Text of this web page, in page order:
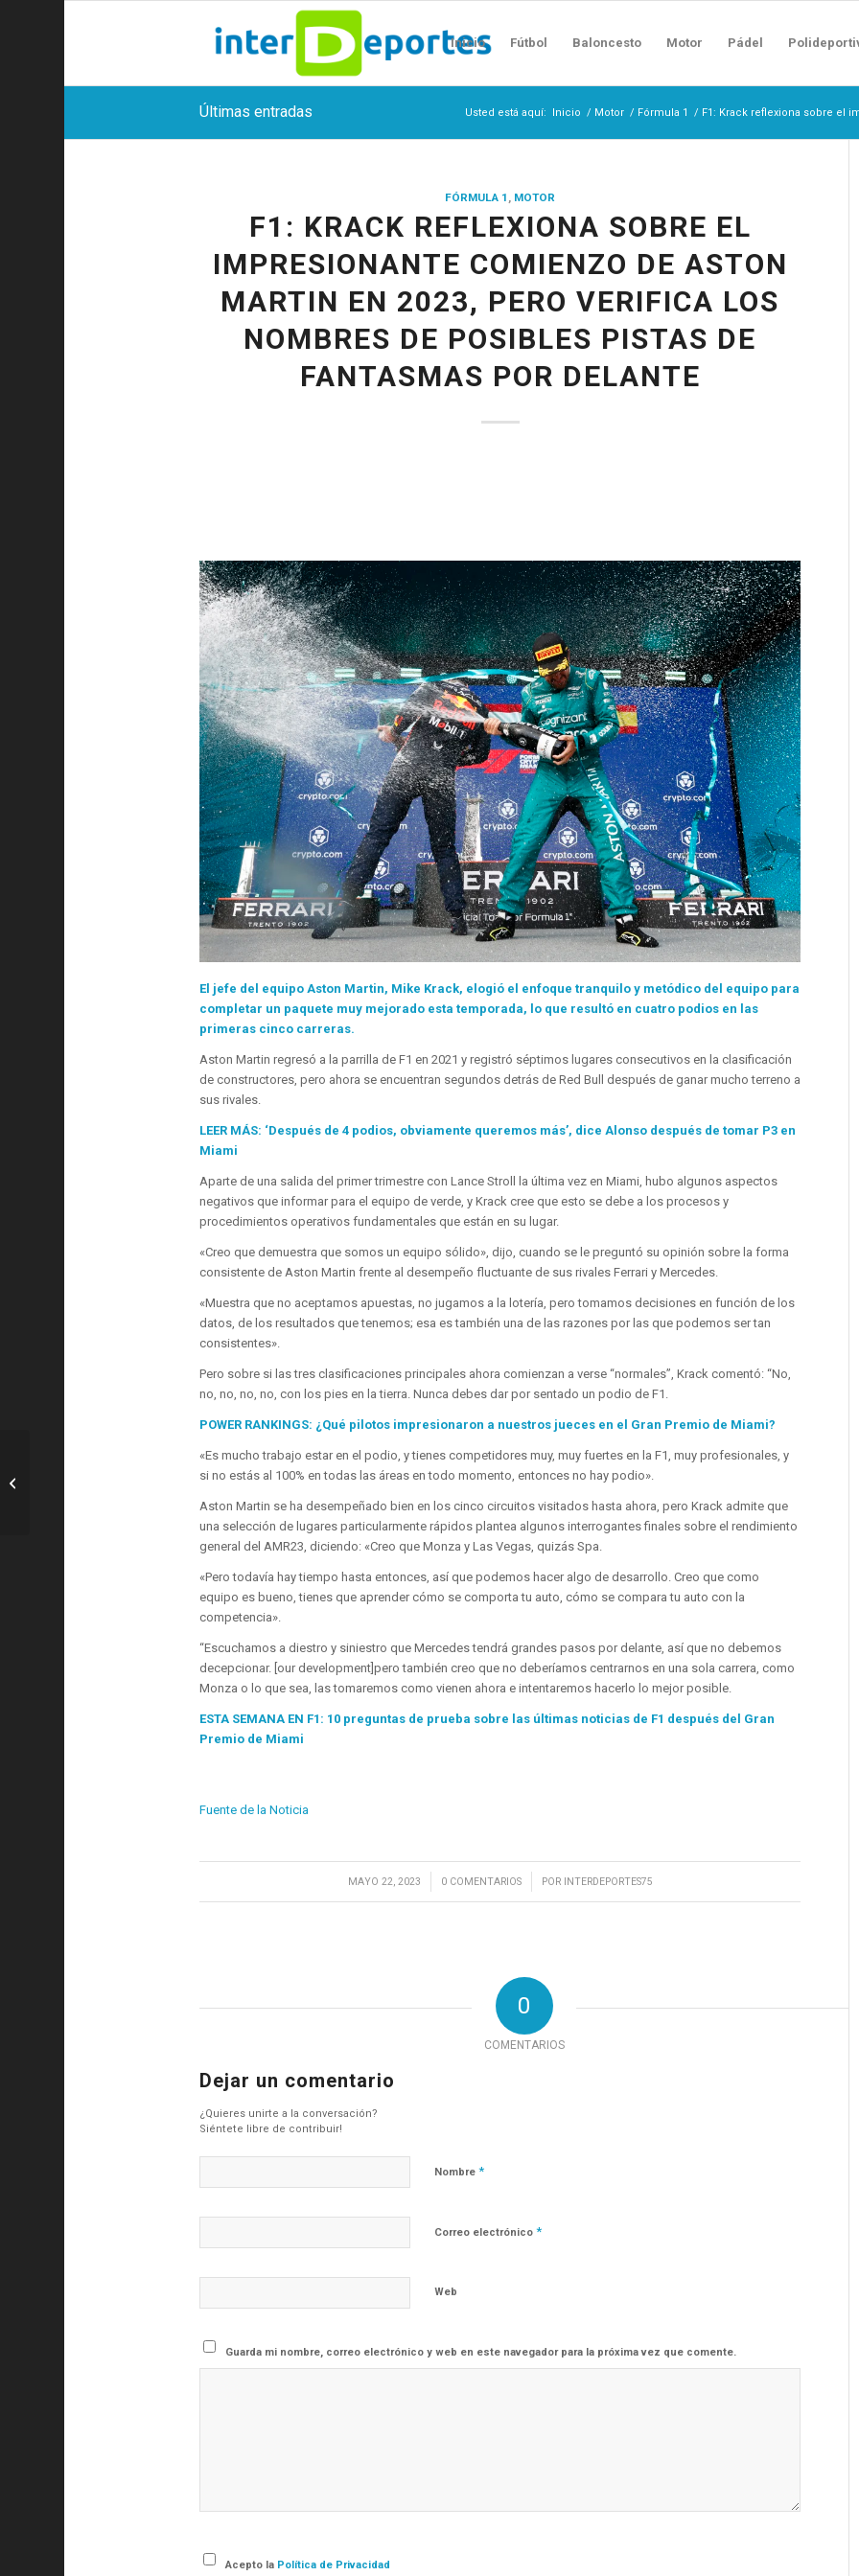
Inicio Fútbol Baloncesto Motor Pádel
Últimas entradas Usted está aquí: Inicio / Motor / Fórmula 1 / F1: Krack reflexiona sobre el
FÓRMULA 1 , MOTOR
F1: KRACK REFLEXIONA SOBRE EL
IMPRESIONANTE COMIENZO DE ASTON
MARTIN EN 2023, PERO VERIFICA LOS
NOMBRES DE POSIBLES PISTAS DE
FANTASMAS POR DELANTE
El jefe del equipo Aston Martin, Mike Krack, elogió el enfoque tranquilo y metódico del equipo para
completar un paquete muy mejorado esta temporada, lo que resultó en cuatro podios en las
primeras cinco carreras.
Aston Martin regresó a la parrilla de F1 en 2021 y registró séptimos lugares consecutivos en la clasificación
de constructores, pero ahora se encuentran segundos detrás de Red Bull después de ganar mucho terreno a
sus rivales.
LEER MÁS: ‘Después de 4 podios, obviamente queremos más’, dice Alonso después de tomar P3 en
Miami
Aparte de una salida del primer trimestre con Lance Stroll la última vez en Miami, hubo algunos aspectos
negativos que informar para el equipo de verde, y Krack cree que esto se debe a los procesos y
procedimientos operativos fundamentales que están en su lugar.
«Creo que demuestra que somos un equipo sólido», dijo, cuando se le preguntó su opinión sobre la forma
consistente de Aston Martin frente al desempeño fluctuante de sus rivales Ferrari y Mercedes.
«Muestra que no aceptamos apuestas, no jugamos a la lotería, pero tomamos decisiones en función de los
datos, de los resultados que tenemos; esa es también una de las razones por las que podemos ser tan
consistentes».
Pero sobre si las tres clasificaciones principales ahora comienzan a verse “normales”, Krack comentó: “No,
no, no, no, no, con los pies en la tierra. Nunca debes dar por sentado un podio de F1.
POWER RANKINGS: ¿Qué pilotos impresionaron a nuestros jueces en el Gran Premio de Miami?
«Es mucho trabajo estar en el podio, y tienes competidores muy, muy fuertes en la F1, muy profesionales, y
si no estás al 100% en todas las áreas en todo momento, entonces no hay podio».
Aston Martin se ha desempeñado bien en los cinco circuitos visitados hasta ahora, pero Krack admite que
una selección de lugares particularmente rápidos plantea algunos interrogantes finales sobre el rendimiento
general del AMR23, diciendo: «Creo que Monza y Las Vegas, quizás Spa.
«Pero todavía hay tiempo hasta entonces, así que podemos hacer algo de desarrollo. Creo que como
equipo es bueno, tienes que aprender cómo se comporta tu auto, cómo se compara tu auto con la
competencia».
“Escuchamos a diestro y siniestro que Mercedes tendrá grandes pasos por delante, así que no debemos
decepcionar. [our development]pero también creo que no deberíamos centrarnos en una sola carrera, como
Monza o lo que sea, las tomaremos como vienen ahora e intentaremos hacerlo lo mejor posible.
ESTA SEMANA EN F1: 10 preguntas de prueba sobre las últimas noticias de F1 después del Gran
Premio de Miami
Fuente de la Noticia
MAYO 22, 2023
/ 0 COMENTARIOS
/ POR INTERDEPORTES75
0
COMENTARIOS
Dejar un comentario
¿Quieres unirte a la conversación?
Siéntete libre de contribuir!
Nombre *
Correo electrónico *
Web
Guarda mi nombre, correo electrónico y web en este navegador para la próxima vez que comente.
Acepto la Política de Privacidad
F1: Bottas cree que Hamilton «sigue
siendo el piloto más rápido de la